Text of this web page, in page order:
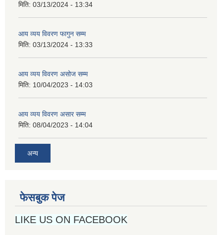
मिति: 03/13/2024 - 13:34
आय व्यय विवरण फागुन सम्म
मिति: 03/13/2024 - 13:33
आय व्यय विवरण असोज सम्म
मिति: 10/04/2023 - 14:03
आय व्यय विवरण असार सम्म
मिति: 08/04/2023 - 14:04
अन्य
फेसबुक पेज
LIKE US ON FACEBOOK